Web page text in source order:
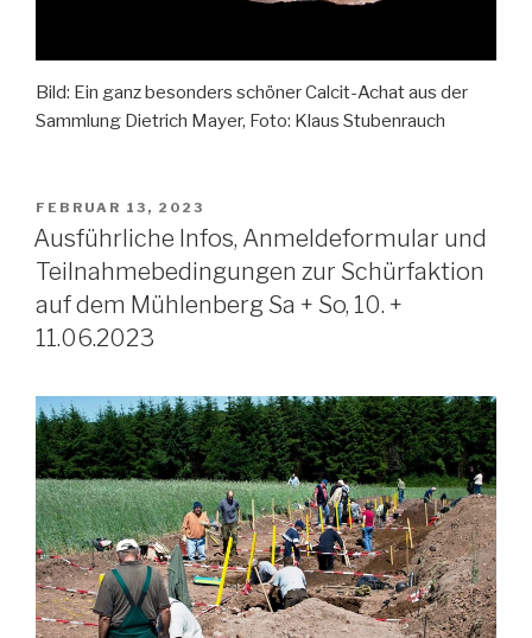
Bild: Ein ganz besonders schöner Calcit-Achat aus der
Sammlung Dietrich Mayer, Foto: Klaus Stubenrauch
VERÖFFENTLICHT
AM
FEBRUAR 13, 2023
Ausführliche Infos, Anmeldeformular und
Teilnahmebedingungen zur Schürfaktion
auf dem Mühlenberg Sa + So, 10. +
11.06.2023